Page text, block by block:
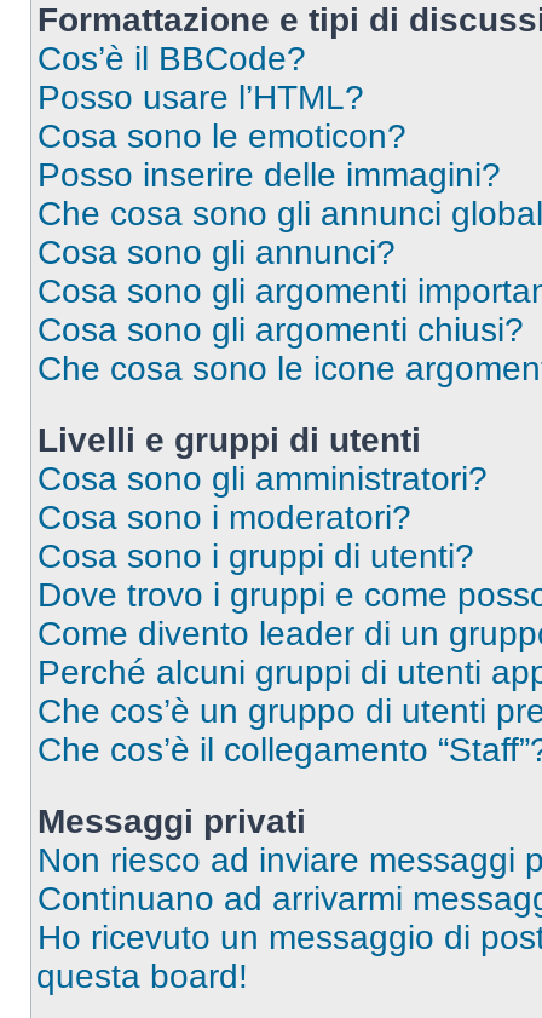
Formattazione e tipi di
Cos’è il BBCode?
Posso usare l’HTML?
Cosa sono le emoticon?
Posso inserire delle immagini?
Che cosa sono gli annunci
Cosa sono gli annunci?
Cosa sono gli argomenti
Cosa sono gli argomenti chiusi?
Che cosa sono le icone
Livelli e gruppi di utenti
Cosa sono gli amministratori?
Cosa sono i moderatori?
Cosa sono i gruppi di utenti?
Dove trovo i gruppi e come
Come divento leader di un
Perché alcuni gruppi di utenti
Che cos’è un gruppo di utenti
Che cos’è il collegamento
Messaggi privati
Non riesco ad inviare messaggi
Continuano ad arrivarmi
Ho ricevuto un messaggio di
questa board!